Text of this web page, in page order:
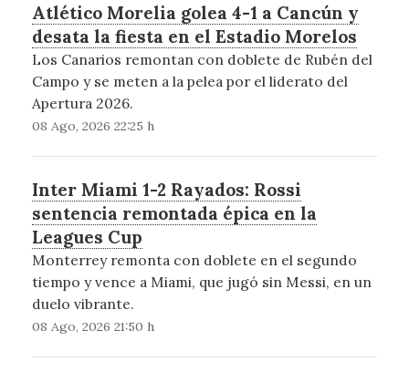
Atlético Morelia golea 4-1 a Cancún y
desata la fiesta en el Estadio Morelos
Los Canarios remontan con doblete de Rubén del
Campo y se meten a la pelea por el liderato del
Apertura 2026.
08 Ago, 2026 22:25 h
Inter Miami 1-2 Rayados: Rossi
sentencia remontada épica en la
Leagues Cup
Monterrey remonta con doblete en el segundo
tiempo y vence a Miami, que jugó sin Messi, en un
duelo vibrante.
08 Ago, 2026 21:50 h